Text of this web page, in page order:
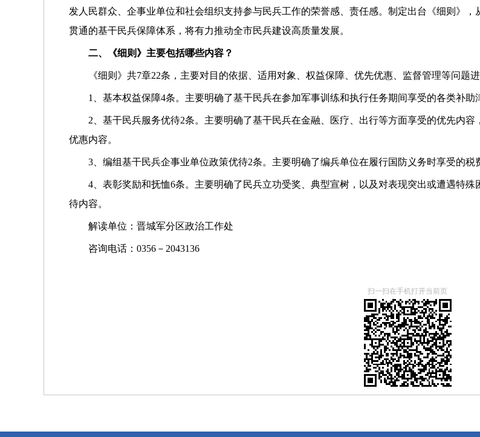
发人民群众、企事业单位和社会组织支持参与民兵工作的荣誉感、责任感。制定出台《细则》
贯通的基干民兵保障体系，将有力推动全市民兵建设高质量发展。
二、《细则》主要包括哪些内容？
《细则》共7章22条，主要对目的依据、适用对象、权益保障、优先优惠、监督管理等问题进
1、基本权益保障4条。主要明确了基干民兵在参加军事训练和执行任务期间享受的各类补助
2、基干民兵服务优待2条。主要明确了基干民兵在金融、医疗、出行等方面享受的优先内
优惠内容。
3、编组基干民兵企事业单位政策优待2条。主要明确了编兵单位在履行国防义务时享受的税
4、表彰奖励和抚恤6条。主要明确了民兵立功受奖、典型宣树，以及对表现突出或遭遇特
待内容。
解读单位：晋城军分区政治工作处
咨询电话：0356－2043136
扫一扫在手机打开当前页